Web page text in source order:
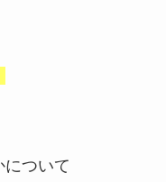
ついて